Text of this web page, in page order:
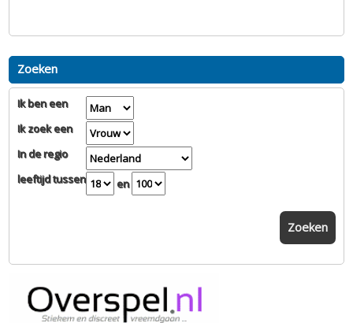
Zoeken
Ik ben een
Ik zoek een
In de regio
leeftijd tussen
en
Zoeken